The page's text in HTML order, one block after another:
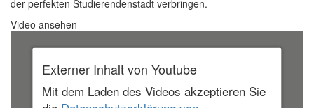
der perfekten Studierendenstadt verbringen.
Video ansehen
Externer Inhalt von Youtube
Mit dem Laden des Videos akzeptieren Sie